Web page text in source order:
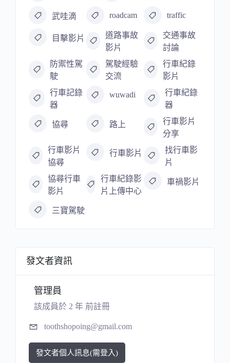
武哇滴 roadcam traffic
目擊影片
道路事故
影片
交通事故
討論
防禦性駕
駛
駕駛經驗
交流
行車紀錄
影片
行車記錄
器
wuwadi
行車紀錄
器
協尋 路上
行車影片
分享
行車影片
協尋
行車影片
找行車影
片
協尋行車
影片
行車紀錄影
片上傳中心
車禍影片
三寶駕駛
發文者資訊
管理員
該成員於 2 年 前註冊
toothshopoing@gmail.com
發文者個人訊息(需登入)